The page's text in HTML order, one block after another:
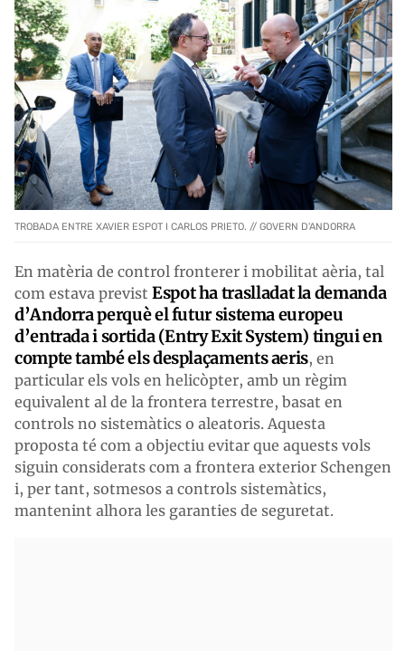
TROBADA ENTRE XAVIER ESPOT I CARLOS PRIETO. // GOVERN D'ANDORRA
En matèria de control fronterer i mobilitat aèria, tal
com estava previst Espot ha traslladat la demanda
d’Andorra perquè el futur sistema europeu
d’entrada i sortida (Entry Exit System) tingui en
compte també els desplaçaments aeris, en
particular els vols en helicòpter, amb un règim
equivalent al de la frontera terrestre, basat en
controls no sistemàtics o aleatoris. Aquesta
proposta té com a objectiu evitar que aquests vols
siguin considerats com a frontera exterior Schengen
i, per tant, sotmesos a controls sistemàtics,
mantenint alhora les garanties de seguretat.